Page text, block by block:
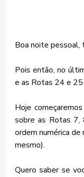
Boa noite pessoal,
Pois então, no
e as Rotas 24 e
Hoje
sobre as Rotas 7,
ordem numérica
mesmo).
Quero saber se